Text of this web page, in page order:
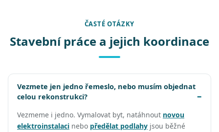
ČASTÉ OTÁZKY
Stavební práce a jejich koordinace
Vezmete jen jedno řemeslo, nebo musím objednat
celou rekonstrukci?
Vezmeme i jedno. Vymalovat byt, natáhnout novou
elektroinstalaci nebo předělat podlahy jsou běžné